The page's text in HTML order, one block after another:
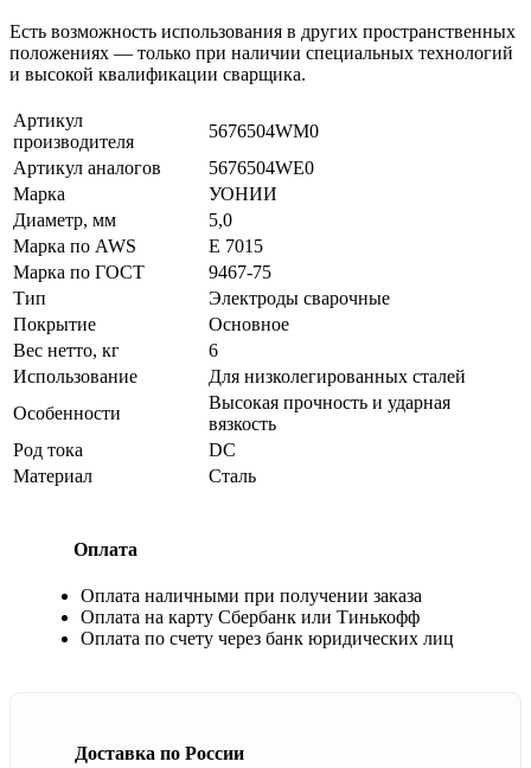
Есть возможность использования в других пространственных
положениях — только при наличии специальных технологий
и высокой квалификации сварщика.
Артикул
производителя
5676504WM0
Артикул аналогов
5676504WE0
Марка
УОНИИ
Диаметр, мм
5,0
Марка по AWS
E 7015
Марка по ГОСТ
9467-75
Тип
Электроды сварочные
Покрытие
Основное
Вес нетто, кг
6
Использование
Для низколегированных сталей
Особенности
Высокая прочность и ударная
вязкость
Род тока
DC
Материал
Сталь
Оплата
Оплата наличными при получении заказа
Оплата на карту Сбербанк или Тинькофф
Оплата по счету через банк юридических лиц
Доставка по России